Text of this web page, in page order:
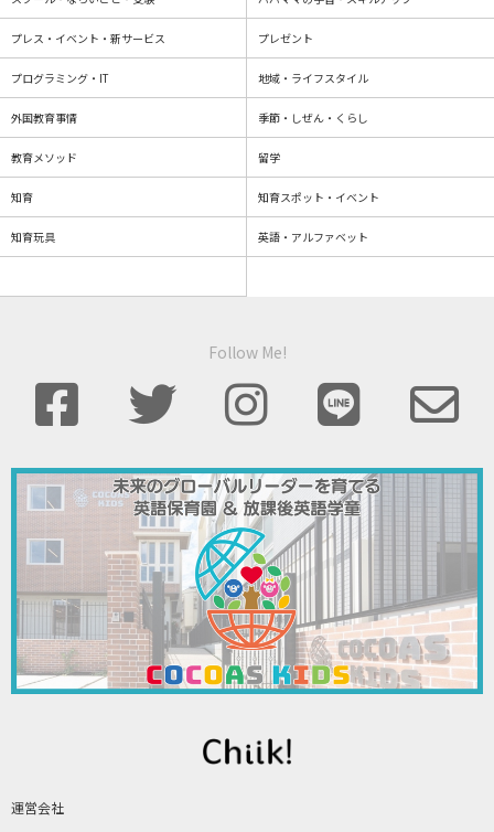
運営会社
プレス・イベント・新サービス プレゼント
プログラミング・IT 地域・ライフスタイル
外国教育事情 季節・しぜん・くらし
教育メソッド 留学
知育 知育スポット・イベント
知育玩具 英語・アルファベット
Follow Me!